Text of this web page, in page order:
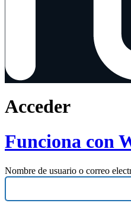
Acceder
Funciona con
Nombre de usuario o correo